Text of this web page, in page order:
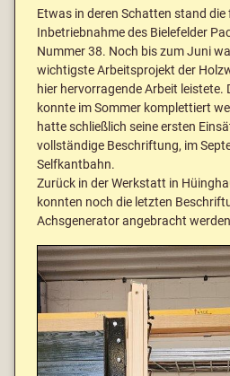
Etwas in deren Schatten stand
Inbetriebnahme des Bielefelder
Nummer 38. Noch bis zum Juni
wichtigste Arbeitsprojekt der
hier hervorragende Arbeit
konnte im Sommer komplettiert
hatte schließlich seine ersten
vollständige Beschriftung, im
Selfkantbahn.
Zurück in der Werkstatt in
konnten noch die letzten
Achsgenerator angebracht